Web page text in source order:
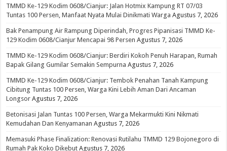
TMMD Ke-129 Kodim 0608/Cianjur: Jalan Hotmix Kampung RT 07/03
Tuntas 100 Persen, Manfaat Nyata Mulai Dinikmati Warga Agustus 7, 2026
Bak Penampung Air Rampung Diperindah, Progres Pipanisasi TMMD Ke-
129 Kodim 0608/Cianjur Mencapai 98 Persen Agustus 7, 2026
TMMD Ke-129 Kodim 0608/Cianjur: Berdiri Kokoh Penuh Harapan, Rumah
Bapak Gilang Gumilar Semakin Sempurna Agustus 7, 2026
TMMD Ke-129 Kodim 0608/Cianjur: Tembok Penahan Tanah Kampung
Cibitung Tuntas 100 Persen, Warga Kini Lebih Aman Dari Ancaman
Longsor Agustus 7, 2026
Betonisasi Jalan Tuntas 100 Persen, Warga Mekarmukti Kini Nikmati
Kemudahan Dan Kenyamanan Agustus 7, 2026
Memasuki Phase Finalization: Renovasi Rutilahu TMMD 129 Bojonegoro di
Rumah Pak Koko Dikebut Agustus 7, 2026